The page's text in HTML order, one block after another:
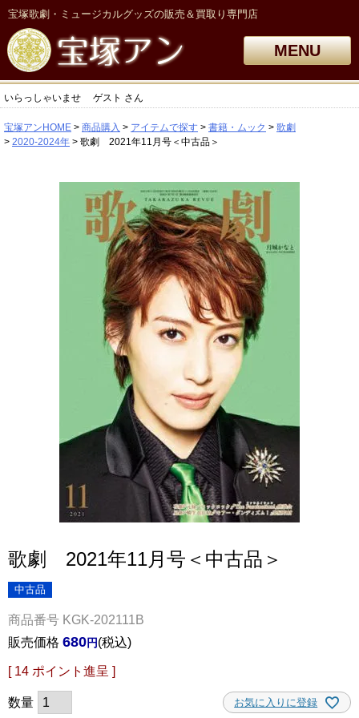
宝塚歌劇・ミュージカルグッズの販売＆買取り専門店
MENU
いらっしゃいませ ゲスト さん
宝塚アンHOME 商品購入 アイテムで探す 書籍・ムック
歌劇
2020-2024年
歌劇 2021年11月号＜中古品＞
歌劇 2021年11月号＜中古品＞
中古品
商品番号 KGK-202111B
販売価格 680 税込
[ 14 ポイント進呈 ]
お気に入りに登録